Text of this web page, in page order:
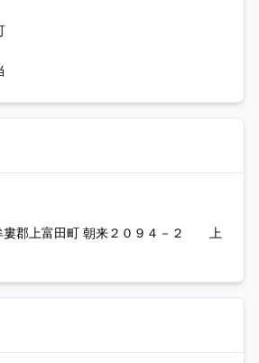
婁郡上富田町 朝来２０９４－２ 上